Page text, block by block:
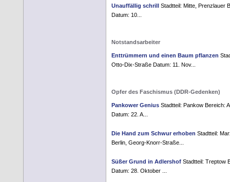
Unauffällig schrill Stadtteil: Mitte, Prenzlauer
Datum: 10...
Notstandsarbeiter
Enttrümmern und einen Baum pflanzen
Otto-Dix-Straße Datum: 11. Nov...
Opfer des Faschismus (DDR-Gedenken)
Pankower Genius Stadtteil: Pankow Bereich:
Datum: 22. A...
Die Hand zum Schwur erhoben Stadtteil:
Berlin, Georg-Knorr-Straße...
Süßer Grund in Adlershof Stadtteil: Treptow
Datum: 28. Oktober ...